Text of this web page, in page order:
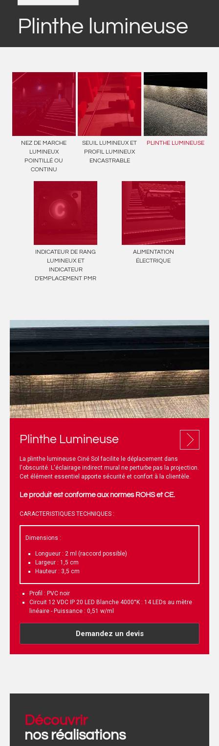
Plinthe lumineuse
NEZ DE MARCHE
LUMINEUX
POINTILLÉ OU
CONTINU
SEUIL LUMINEUX ET
PROFIL LUMINEUX
ENCASTRABLE
PLINTHE LUMINEUSE
INDICATEUR DE RANG
LUMINEUX ET
INDICATEUR
D'EMPLACEMENT PMR
ALIMENTATION
ÉLECTRIQUE
Plinthe Lumineuse
La plinthe lumineuse Ciné Sol facilite le déplacement dans
l'obscurité. L'éclairage indirect mural ne perturbe pas la projection.
Cet élément essentiel apporte sécurité et confort à la clientèle.
Le produit est conforme aux normes ROHS et CE.
CARACTERISTIQUES TECHNIQUES :
Dimensions :
Longueur : 2 ml (raccord possible)
Largeur : 1,5 cm
Hauteur : 3,5 cm
Profil : PVC noir
Circuit 12 VDC IP 20 LED Blanche 4000°K : 14 LEDs au mètre
linéaire - Puissance : 0,51 w/ml
Demandez un devis
Découvrir
nos réalisations